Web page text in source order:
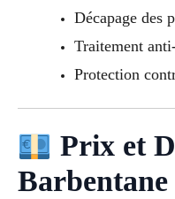
Décapage des
Traitement
Protection
Prix et
Barbentane